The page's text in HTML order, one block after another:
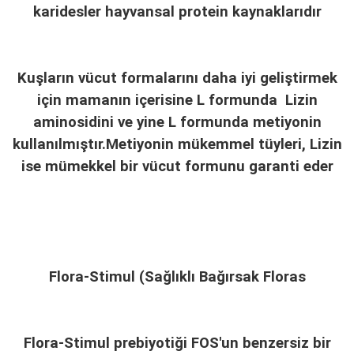
karidesler hayvansal protein kaynaklarıdır
Kuşların vücut formalarını daha iyi geliştirmek
için mamanın içerisine L formunda Lizin
aminosidini ve yine L formunda metiyonin
kullanılmıştır.Metiyonin mükemmel tüyleri, Lizin
ise mümekkel bir vücut formunu garanti eder
Flora-Stimul (Sağlıklı Bağırsak Floras
Flora-Stimul prebiyotiği FOS'un benzersiz bir